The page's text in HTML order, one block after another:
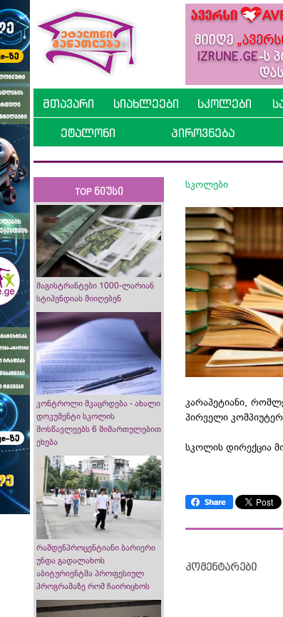
მთავარი სიახლეები სკოლები
ეტალონი პიროვნება
TOP ნიუსი
მაგისტრანტები 1000-ლარიან
სტიპენდიას მიიღებენ
კონტროლი მკაცრდება - ახალი
დოკუმენტი სკოლის
მოსწავლეებს 6 მიმართულებით
ეხება
რამდენპროცენტიანი ბარიერი
უნდა გადალახოს
აბიტურიენტმა პროფესიულ
პროგრამაზე რომ ჩაირიცხოს
სკოლები
კარაპეტიანი,
პირველი
სკოლის დირექცია
კომენტარები